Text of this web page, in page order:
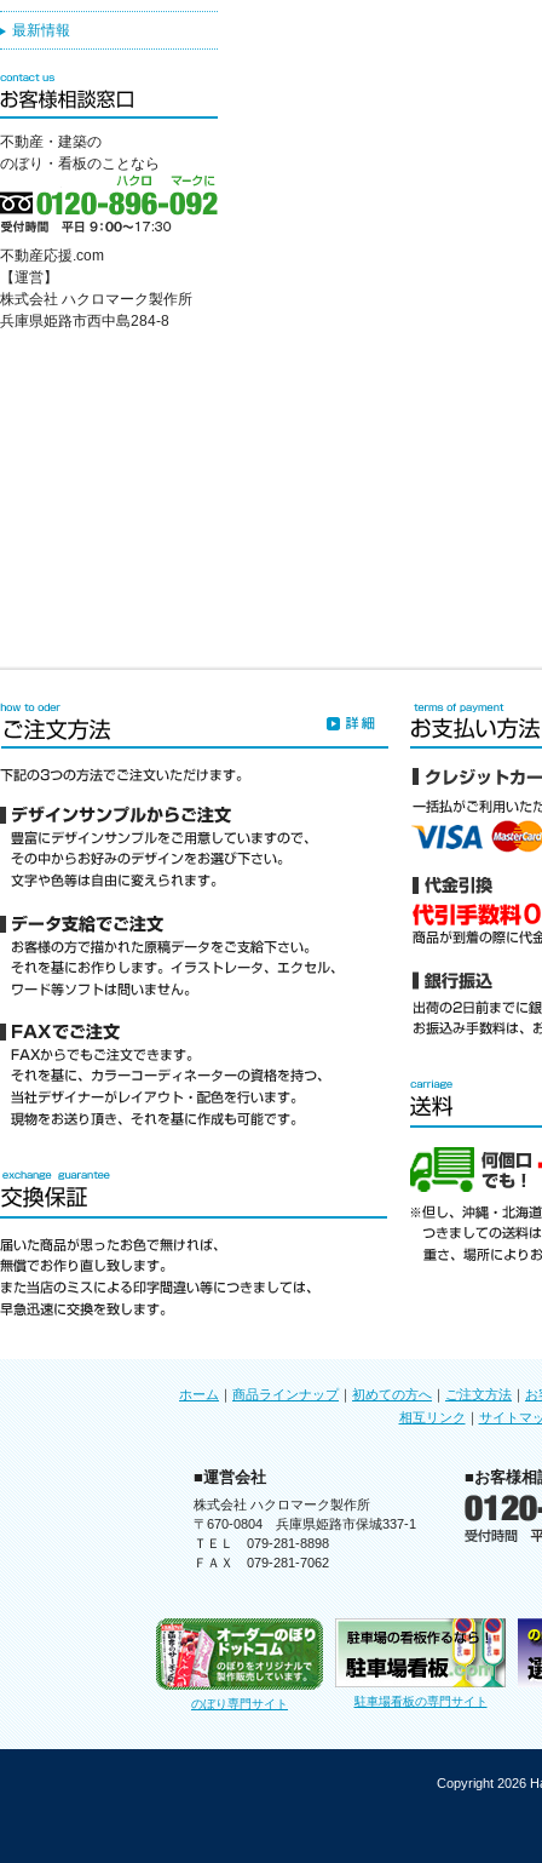
最新情報
不動産・建築の
のぼり・看板のことなら
不動産応援.com
【運営】
株式会社 ハクロマーク製作所
兵庫県姫路市西中島284-8
ホーム ｜ 商品ラインナップ｜ 初めての方へ ｜ ご注文方法 ｜ お
相互リンク ｜ サイトマ
■運営会社
株式会社 ハクロマーク製作所
〒670-0804 兵庫県姫路市保城337-1
ＴＥＬ 079-281-8898
ＦＡＸ 079-281-7062
■お客様相
のぼり専門サイト 駐車場看板の専門サイト
Copyright 2026